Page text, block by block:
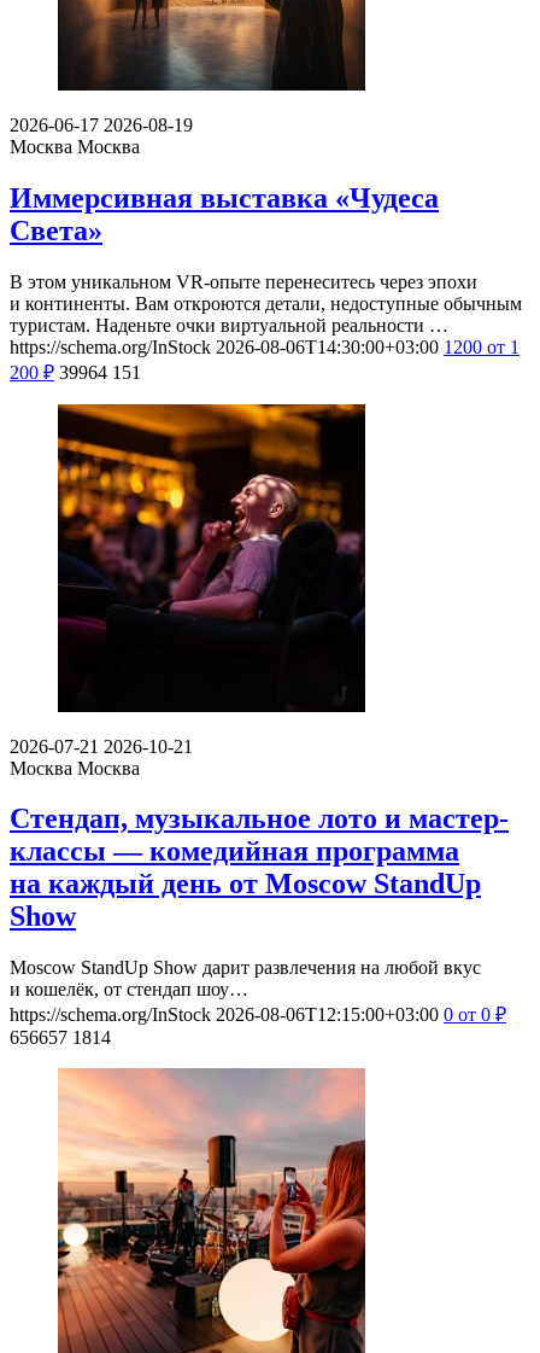
2026-06-17 2026-08-19
Москва Москва
Иммерсивная выставка «Чудеса
Света»
В этом уникальном VR-опыте перенеситесь через эпохи
и континенты. Вам откроются детали, недоступные обычным
туристам. Наденьте очки виртуальной реальности …
https://schema.org/InStock 2026-08-06T14:30:00+03:00 1200 от 1
200 ₽ 39964 151
2026-07-21 2026-10-21
Москва Москва
Стендап, музыкальное лото и мастер-
классы — комедийная программа
на каждый день от Moscow StandUp
Show
Moscow StandUp Show дарит развлечения на любой вкус
и кошелёк, от стендап шоу…
https://schema.org/InStock 2026-08-06T12:15:00+03:00 0 от 0 ₽
656657 1814